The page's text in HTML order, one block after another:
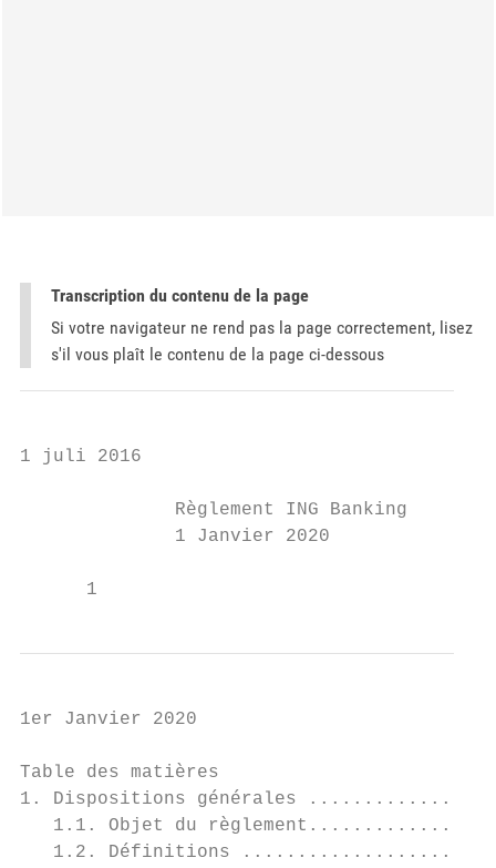
Transcription du contenu de la page
Si votre navigateur ne rend pas la page correctement, lisez
s'il vous plaît le contenu de la page ci-dessous
1 juli 2016
              Règlement ING Banking
              1 Janvier 2020
      1
1er Janvier 2020
Table des matières
1. Dispositions générales
1.1. Objet du
1.2. Définitions